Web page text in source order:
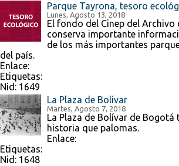
Parque Tayrona, tesoro
Lunes, Agosto 13, 2018
El fondo del Cinep del Archivo
conserva importante
de los más importantes
del país.
Enlace:
Etiquetas:
Nid: 1649
La Plaza de Bolívar
Martes, Agosto 7, 2018
La Plaza de Bolívar de Bogotá
historia que palomas.
Enlace:
Etiquetas:
Nid: 1648